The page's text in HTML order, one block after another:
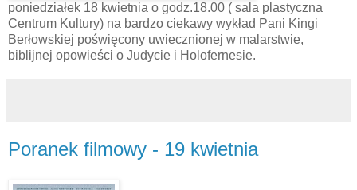
poniedziałek 18 kwietnia o godz.18.00 ( sala plastyczna
Centrum Kultury) na bardzo ciekawy wykład Pani Kingi
Berłowskiej poświęcony uwiecznionej w malarstwie,
biblijnej opowieści o Judycie i Holofernesie.
Poranek filmowy - 19 kwietnia